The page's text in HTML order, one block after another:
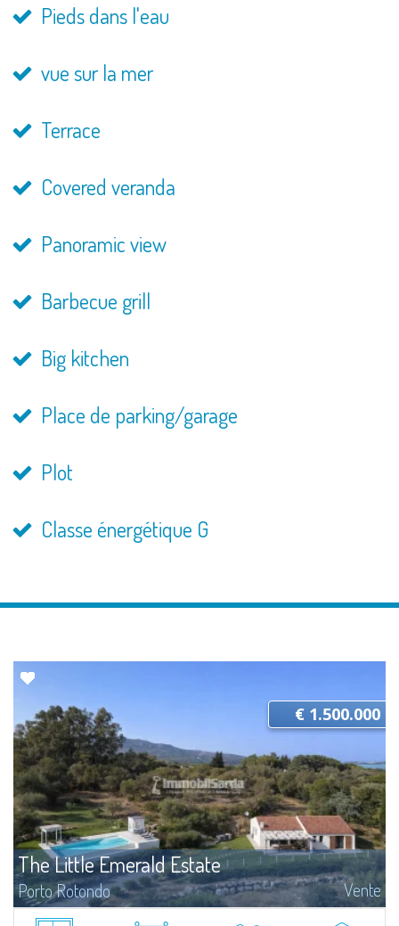
Pieds dans l'eau
vue sur la mer
Terrace
Covered veranda
Panoramic view
Barbecue grill
Big kitchen
Place de parking/garage
Plot
Classe énergétique G
The Little Emerald Estate
Porto Rotondo Vente
Estate with villa and independent stazzo with panoramic pool - Cugnana,
€ 1.500.000